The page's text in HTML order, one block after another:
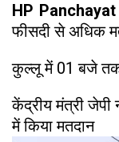
HP
फीसदी से अधिक
कुल्लू में 01 बजे
केंद्रीय मंत्री जेपी
में किया मतदान